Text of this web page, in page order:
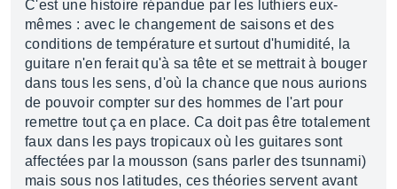
C'est une histoire répandue par les luthiers eux-
mêmes : avec le changement de saisons et des
conditions de température et surtout d'humidité, la
guitare n'en ferait qu'à sa tête et se mettrait à bouger
dans tous les sens, d'où la chance que nous aurions
de pouvoir compter sur des hommes de l'art pour
remettre tout ça en place. Ca doit pas être totalement
faux dans les pays tropicaux où les guitares sont
affectées par la mousson (sans parler des tsunnami)
mais sous nos latitudes, ces théories servent avant